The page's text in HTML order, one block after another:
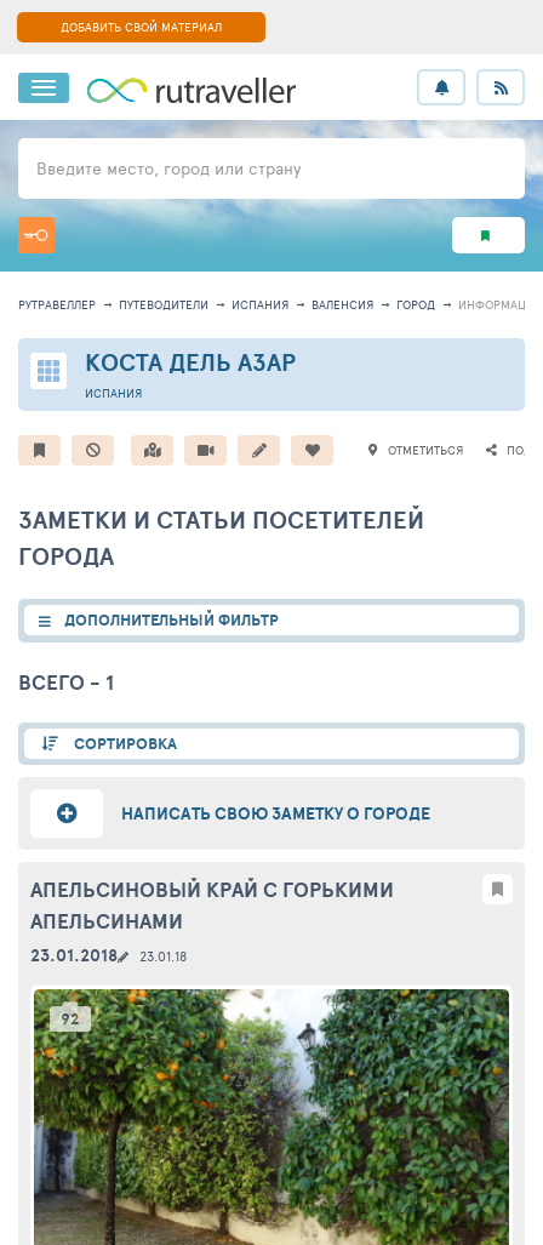
ДОБАВИТЬ СВОЙ МАТЕРИАЛ
Введите место, город или страну
РУТРАВЕЛЛЕР ПУТЕВОДИТЕЛИ ИСПАНИЯ ВАЛЕНСИЯ ГОРОД ИНФОРМАЦИЯ
КОСТА ДЕЛЬ АЗАР
ИСПАНИЯ
ОТМЕТИТЬСЯ
ЗАМЕТКИ И СТАТЬИ ПОСЕТИТЕЛЕЙ
ГОРОДА
ДОПОЛНИТЕЛЬНЫЙ ФИЛЬТР
ВСЕГО - 1
СОРТИРОВКА
НАПИСАТЬ СВОЮ ЗАМЕТКУ О ГОРОДЕ
АПЕЛЬСИНОВЫЙ КРАЙ С ГОРЬКИМИ
АПЕЛЬСИНАМИ
23.01.18
23.01.2018
92